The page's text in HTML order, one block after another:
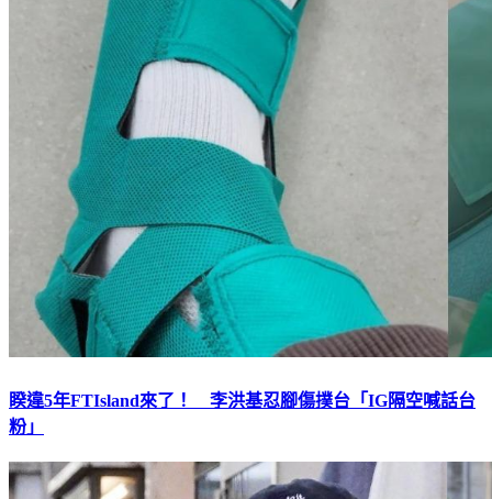
睽違5年FTIsland來了！ 李洪基忍腳傷撲台「IG隔空喊話台
粉」